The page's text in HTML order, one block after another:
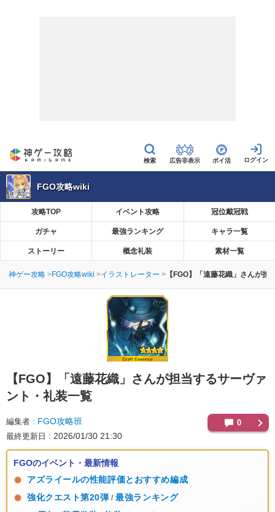
広告非表示 ポイ活
FGO攻略wiki
攻略TOP イベント攻略 冠位戴冠戦
ガチャ 最強ランキング キャラ一覧
ストーリー 概念礼装 素材一覧
神ゲー攻略 FGO攻略wiki イラストレーター 【FGO】「遠藤花織」さんが
【FGO】
「遠藤花織」さんが担当するサーヴァ
ント・礼装一覧
編集者 FGO攻略班
最終更新日 2026/01/30 21:30
0
FGOのイベント・最新情報
アズライールの性能評価とおすすめ編成
強化クエスト第20弾 / 最強ランキング